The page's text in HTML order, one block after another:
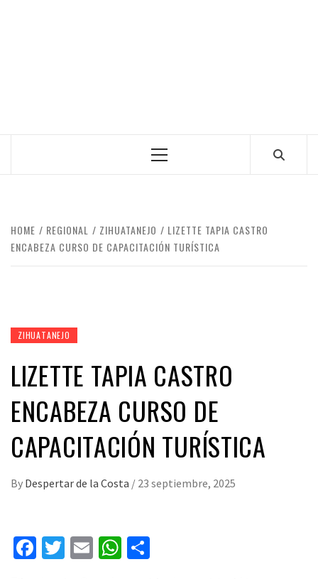
Primary
HOME REGIONAL ZIHUATANEJO
LIZETTE TAPIA CASTRO
ENCABEZA CURSO DE CAPACITACIÓN TURÍSTICA
ZIHUATANEJO
LIZETTE TAPIA CASTRO
ENCABEZA CURSO DE
CAPACITACIÓN TURÍSTICA
By Despertar de la Costa / 23 septiembre, 2025
Facebook
Twitter
EmailWhatsApp